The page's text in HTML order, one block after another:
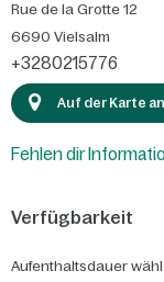
Rue de la Grotte 12
6690 Vielsalm
+3280215776
Auf der Karte
Fehlen dir
Verfügbarkeit
Aufenthaltsdauer